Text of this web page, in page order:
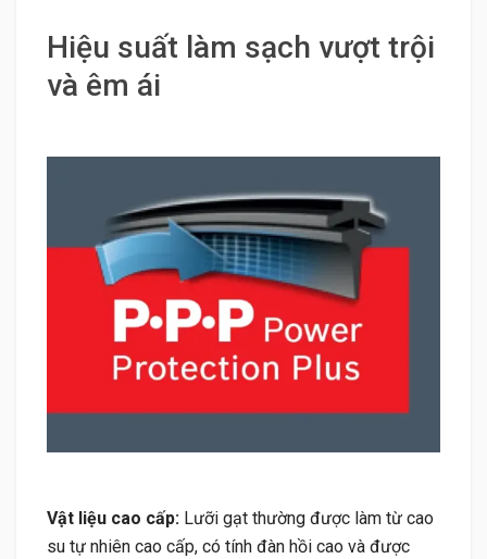
Hiệu suất làm sạch vượt trội
và êm ái
Vật liệu cao cấp: Lưỡi gạt thường được làm từ cao
su tự nhiên cao cấp, có tính đàn hồi cao và được